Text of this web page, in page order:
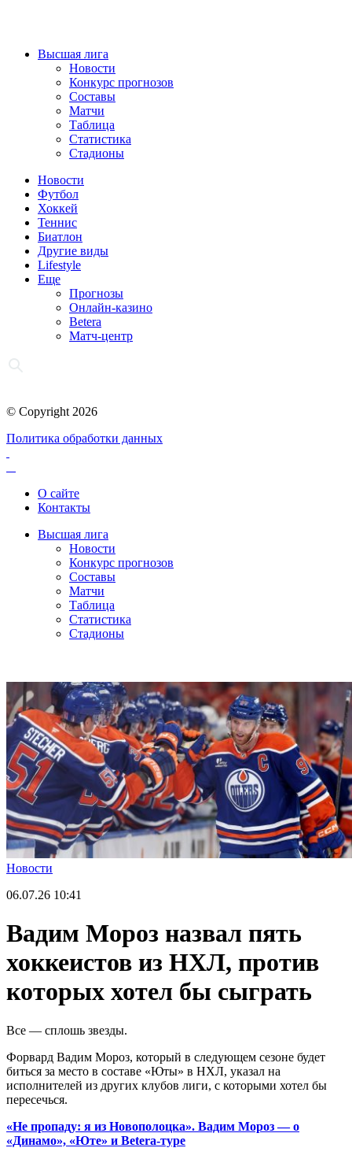
Высшая лига
Новости
Конкурс прогнозов
Составы
Матчи
Таблица
Статистика
Стадионы
Новости
Футбол
Хоккей
Теннис
Биатлон
Другие виды
Lifestyle
Еще
Прогнозы
Онлайн-казино
Betera
Матч-центр
© Copyright 2026
Политика обработки данных
О сайте
Контакты
Высшая лига
Новости
Конкурс прогнозов
Составы
Матчи
Таблица
Статистика
Стадионы
Новости
06.07.26 10:41
Вадим Мороз назвал пять
хоккеистов из НХЛ, против
которых хотел бы сыграть
Все — сплошь звезды.
Форвард Вадим Мороз, который в следующем сезоне будет
биться за место в составе «Юты» в НХЛ, указал на
исполнителей из других клубов лиги, с которыми хотел бы
пересечься.
«Не пропаду: я из Новополоцка». Вадим Мороз — о
«Динамо», «Юте» и Betera-туре